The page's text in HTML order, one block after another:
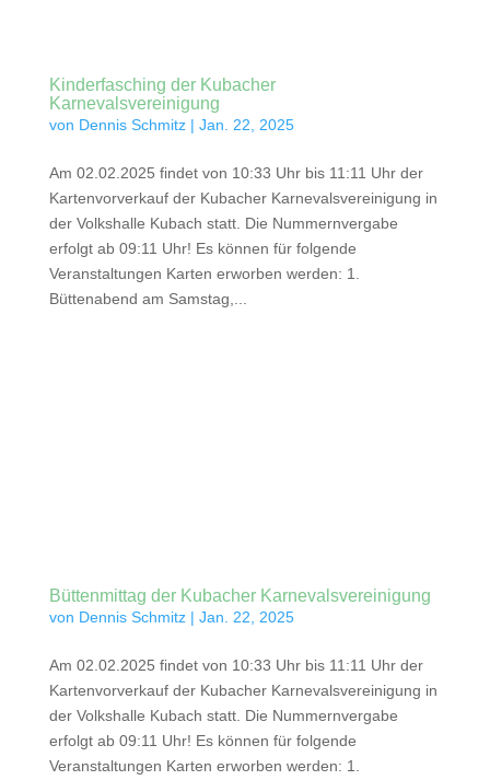
Kinderfasching der Kubacher
Karnevalsvereinigung
von Dennis Schmitz| Jan. 22, 2025
Am 02.02.2025 findet von 10:33 Uhr bis 11:11 Uhr der
Kartenvorverkauf der Kubacher Karnevalsvereinigung in
der Volkshalle Kubach statt. Die Nummernvergabe
erfolgt ab 09:11 Uhr! Es können für folgende
Veranstaltungen Karten erworben werden: 1.
Büttenabend am Samstag,...
Büttenmittag der Kubacher Karnevalsvereinigung
von Dennis Schmitz| Jan. 22, 2025
Am 02.02.2025 findet von 10:33 Uhr bis 11:11 Uhr der
Kartenvorverkauf der Kubacher Karnevalsvereinigung in
der Volkshalle Kubach statt. Die Nummernvergabe
erfolgt ab 09:11 Uhr! Es können für folgende
Veranstaltungen Karten erworben werden: 1.